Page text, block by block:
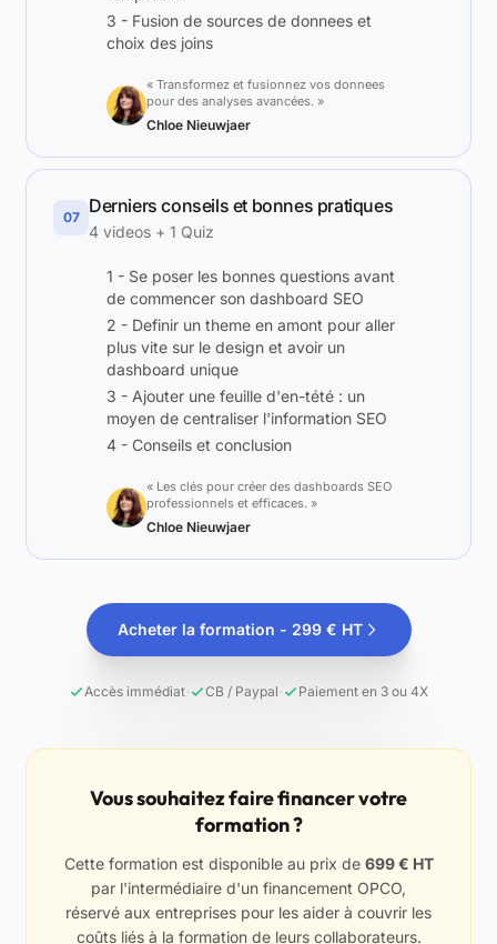
3 - Fusion de sources de donnees et
choix des joins
« Transformez et fusionnez vos donnees
pour des analyses avancées. »
Chloe Nieuwjaer
07
Derniers conseils et bonnes pratiques
4 videos + 1 Quiz
1 - Se poser les bonnes questions avant
de commencer son dashboard SEO
2 - Definir un theme en amont pour aller
plus vite sur le design et avoir un
dashboard unique
3 - Ajouter une feuille d'en-tété : un
moyen de centraliser l'information SEO
4 - Conseils et conclusion
« Les clés pour créer des dashboards SEO
professionnels et efficaces. »
Chloe Nieuwjaer
Acheter la formation - 299 € HT
Accès immédiat· CB / Paypal · Paiement en 3 ou 4X
Vous souhaitez faire financer votre
formation ?
Cette formation est disponible au prix de 699 € HT
par l'intermédiaire d'un financement OPCO,
réservé aux entreprises pour les aider à couvrir les
coûts liés à la formation de leurs collaborateurs.